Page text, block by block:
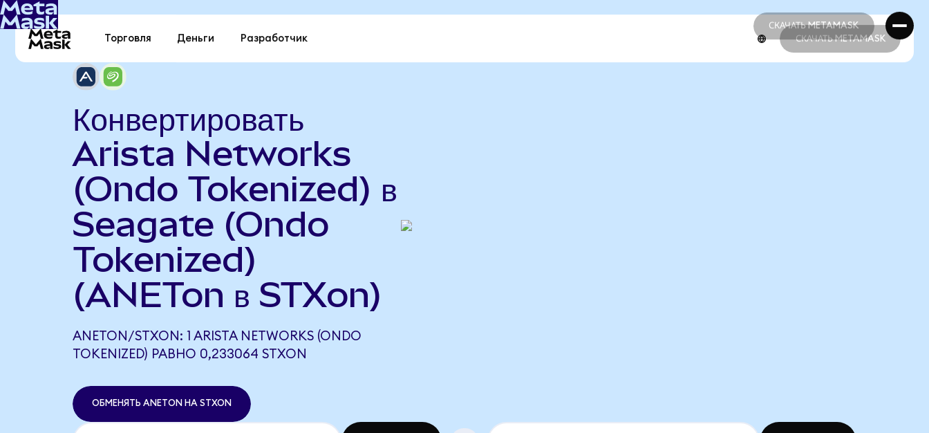
СКАЧАТЬ METAMASK
СКАЧАТЬ METAMASK
Торговля Деньги Разработчик СКАЧАТЬ METAMASK
Конвертировать
Arista Networks
(Ondo Tokenized) в
Seagate (Ondo
Tokenized)
(ANETon в STXon)
ANETON/STXON: 1 ARISTA NETWORKS (ONDO
TOKENIZED) РАВНО 0,233064 STXON
ОБМЕНЯТЬ ANETON НА STXON